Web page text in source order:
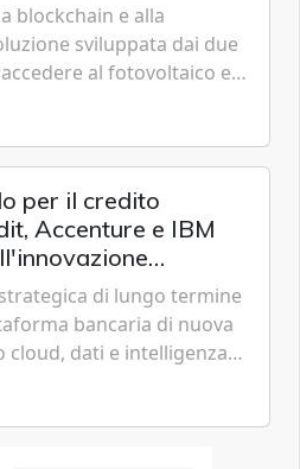
blockchain e alla
sviluppata dai due
al fotovoltaico e
diretti in bolletta,
per il credito
Accenture e IBM
di lungo termine
bancaria di nuova
cloud, dati e intelligenza